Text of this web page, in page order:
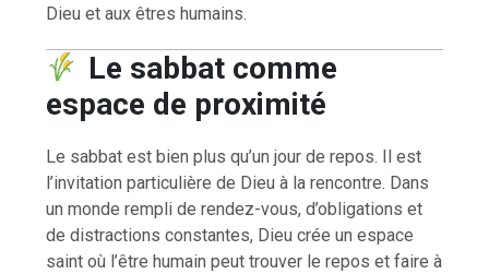
Dieu et aux êtres humains.
Le sabbat comme
espace de proximité
Le sabbat est bien plus qu’un jour de repos. Il est
l’invitation particulière de Dieu à la rencontre. Dans
un monde rempli de rendez-vous, d’obligations et
de distractions constantes, Dieu crée un espace
saint où l’être humain peut trouver le repos et faire à